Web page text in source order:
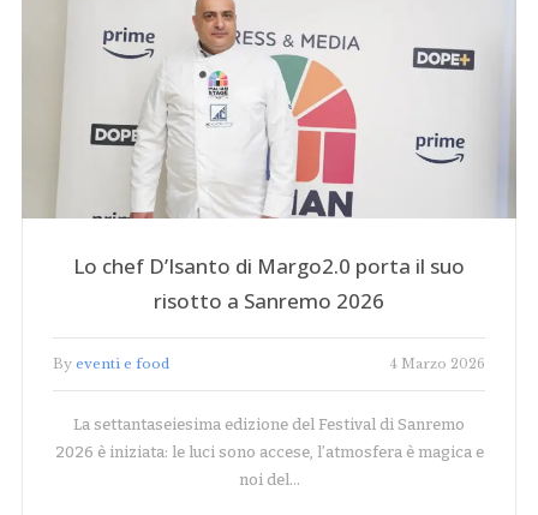
Lo chef D’Isanto di Margo2.0 porta il suo
risotto a Sanremo 2026
By eventi e food 4 Marzo 2026
La settantaseiesima edizione del Festival di Sanremo
2026 è iniziata: le luci sono accese, l’atmosfera è magica e
noi del…